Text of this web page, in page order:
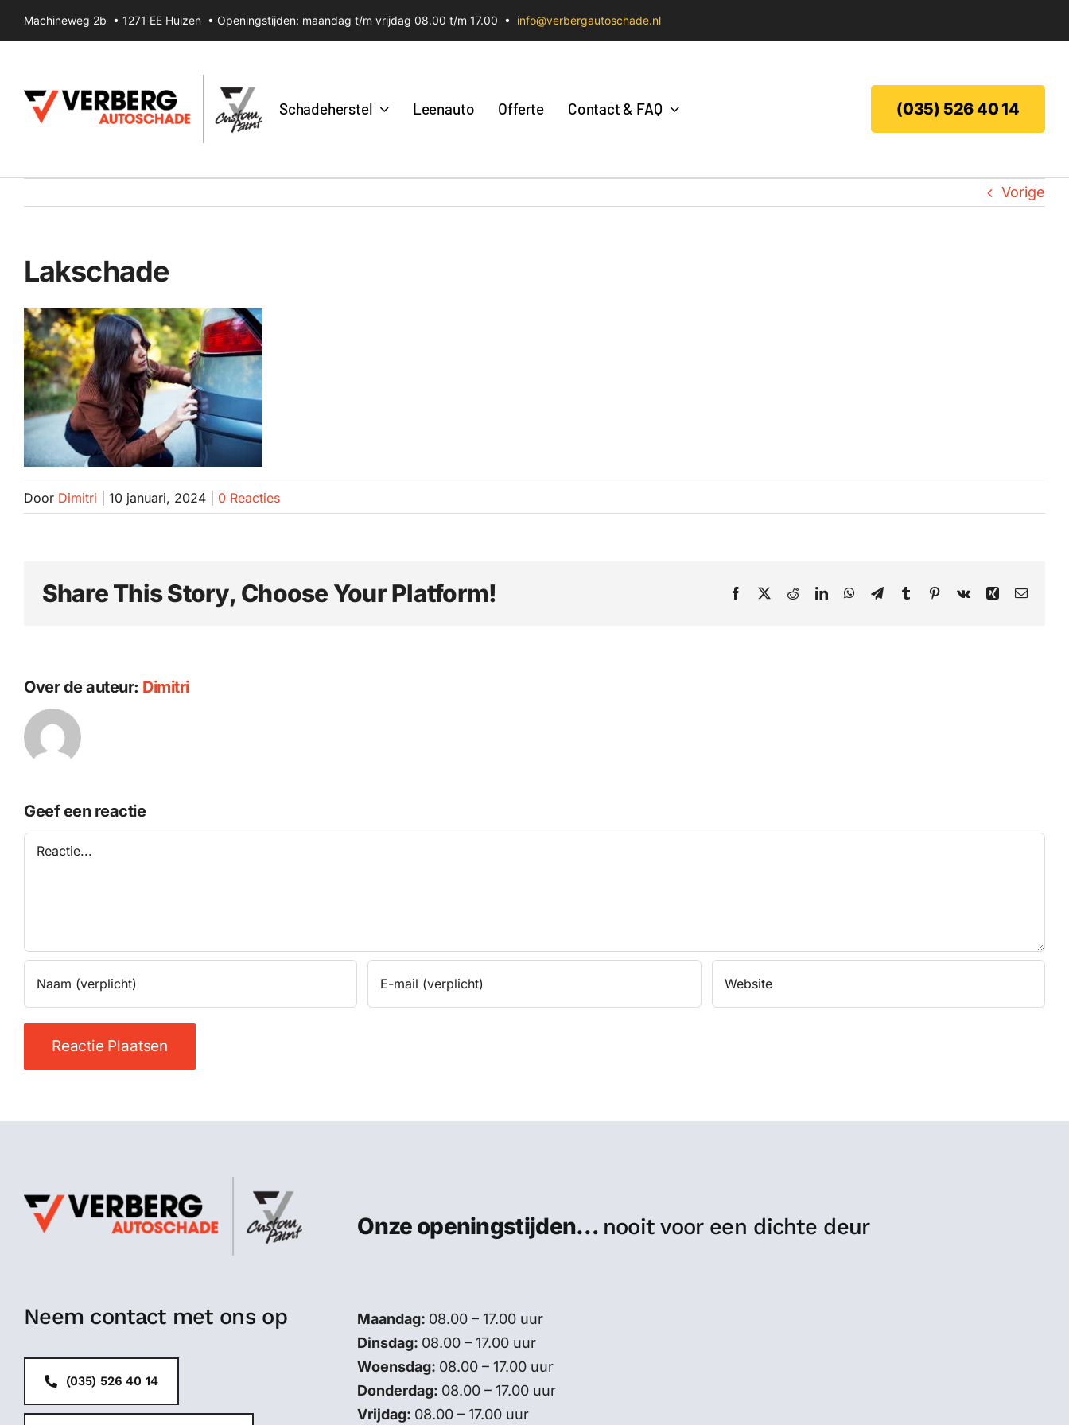
Machineweg 2b • 1271 EE Huizen • Openingstijden: maandag t/m vrijdag 08.00 t/m 17.00 • info@verbergautoschade.nl
Schadeherstel Leenauto Offerte Contact & FAQ (035) 526 40 14
Vorige
Lakschade
Door Dimitri 10 januari, 2024 0 Reacties
Share This Story, Choose Your Platform! Facebook
X RedditLinkedInWhatsApp
TelegramTumblrPinterest
Vk Xing E-
Over de auteur: Dimitri
Geef een reactie
Reactie
Neem contact met ons op
(035) 526 40 14
Onze openingstijden… nooit voor een dichte deur
Maandag: 08.00 – 17.00 uur
Dinsdag: 08.00 – 17.00 uur
Woensdag: 08.00 – 17.00 uur
Donderdag: 08.00 – 17.00 uur
Vrijdag: 08.00 – 17.00 uur